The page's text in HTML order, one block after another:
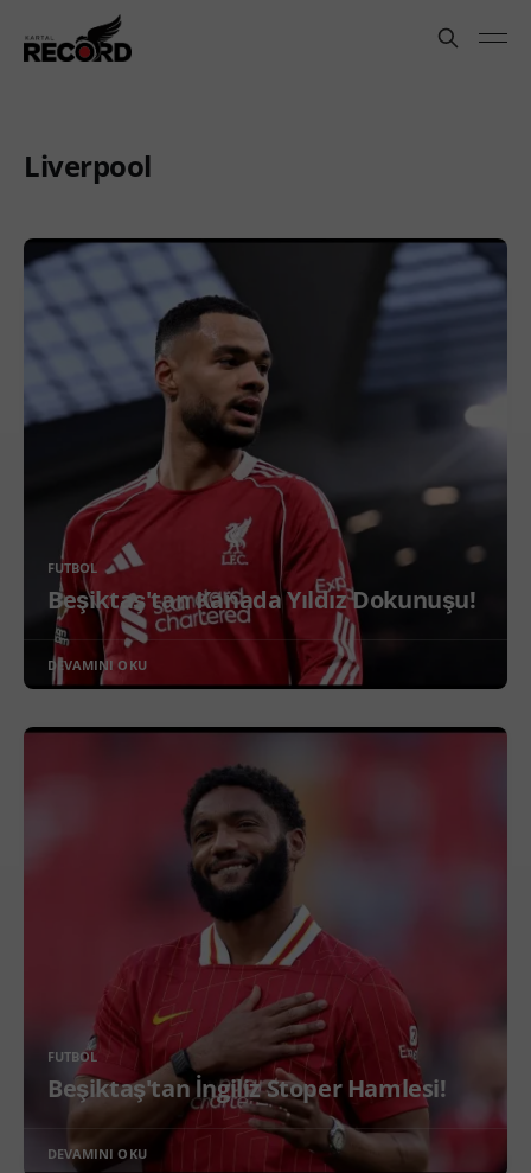
Liverpool
FUTBOL
Beşiktaş'tan Kanada Yıldız Dokunuşu!
DEVAMINI OKU
FUTBOL
Beşiktaş'tan İngiliz Stoper Hamlesi!
DEVAMINI OKU